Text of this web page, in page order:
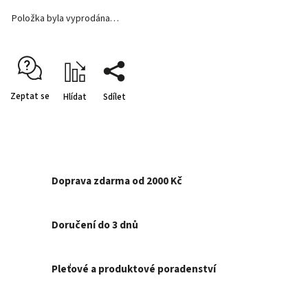
Položka byla vyprodána…
Zeptat se Hlídat Sdílet
Doprava zdarma od 2000 Kč
Doručení do 3 dnů
Pleťové a produktové poradenství